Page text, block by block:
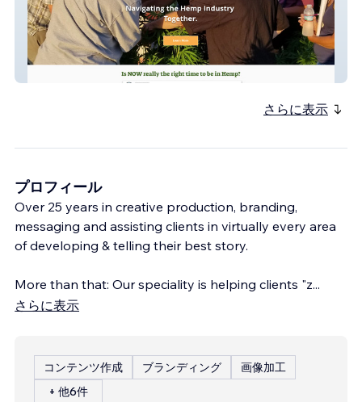
Hemp Innovators
さらに表示
プロフィール
Over 25 years in creative production, branding,
messaging and assisting clients in virtually every area
of developing & telling their best story.
More than that: Our speciality is helping clients "z...
さらに表示
コンテンツ作成 ブランディング
画像加工
+ 他6件